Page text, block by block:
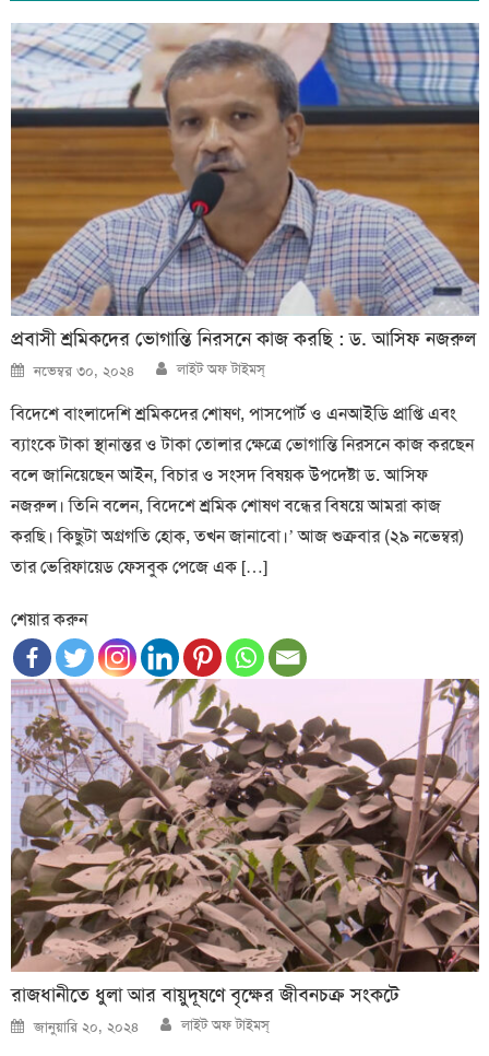
প্রবাসী শ্রমিকদের ভোগান্তি নিরসনে কাজ করছি : ড. আসিফ নজরুল
Posted
on
নভেম্বর ৩০, ২০২৪ Author
লাইট অফ টাইমস্
বিদেশে বাংলাদেশি শ্রমিকদের শোষণ, পাসপোর্ট ও এনআইডি প্রাপ্তি এবং
ব্যাংকে টাকা স্থানান্তর ও টাকা তোলার ক্ষেত্রে ভোগান্তি নিরসনে কাজ করছেন
বলে জানিয়েছেন আইন, বিচার ও সংসদ বিষয়ক উপদেষ্টা ড. আসিফ
নজরুল। তিনি বলেন, বিদেশে শ্রমিক শোষণ বন্ধের বিষয়ে আমরা কাজ
করছি। কিছুটা অগ্রগতি হোক, তখন জানাবো।’ আজ শুক্রবার (২৯ নভেম্বর)
তার ভেরিফায়েড ফেসবুক পেজে এক […]
শেয়ার করুন
রাজধানীতে ধুলা আর বায়ুদূষণে বৃক্ষের জীবনচক্র সংকটে
Posted
on
জানুয়ারি ২০, ২০২৪ Author
লাইট অফ টাইমস্